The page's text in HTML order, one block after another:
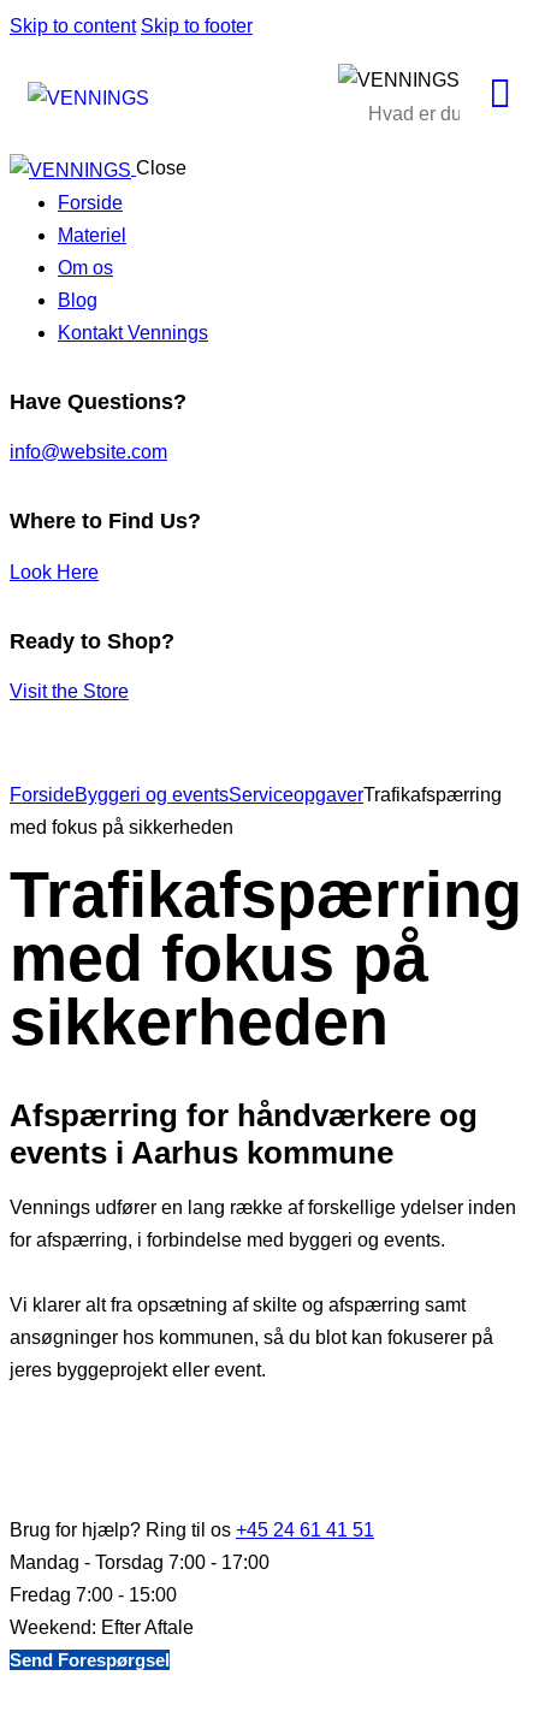
Skip to content Skip to footer
Close
Forside
Materiel
Om os
Blog
Kontakt Vennings
Have Questions?
info@website.com
Where to Find Us?
Look Here
Ready to Shop?
Visit the Store
ForsideByggeri og eventsServiceopgaverTrafikafspærring
med fokus på sikkerheden
Trafikafspærring
med fokus på
sikkerheden
Afspærring for håndværkere og
events i Aarhus kommune
Vennings udfører en lang række af forskellige ydelser inden
for afspærring, i forbindelse med byggeri og events.
Vi klarer alt fra opsætning af skilte og afspærring samt
ansøgninger hos kommunen, så du blot kan fokuserer på
jeres byggeprojekt eller event.
Brug for hjælp? Ring til os +45 24 61 41 51
Mandag - Torsdag 7:00 - 17:00
Fredag 7:00 - 15:00
Weekend: Efter Aftale
Send Forespørgsel